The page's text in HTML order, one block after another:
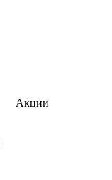
Акции